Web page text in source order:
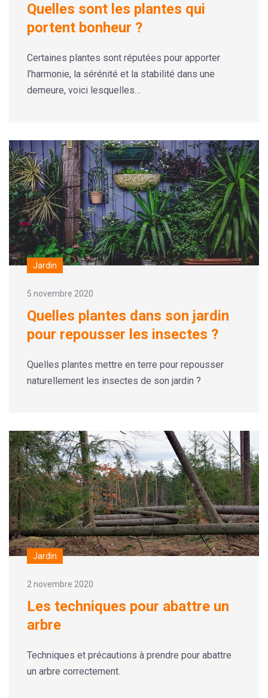
Quelles sont les plantes qui
portent bonheur ?
Certaines plantes sont réputées pour apporter
l’harmonie, la sérénité et la stabilité dans une
demeure, voici lesquelles…
Jardin
5 novembre 2020
Quelles plantes dans son jardin
pour repousser les insectes ?
Quelles plantes mettre en terre pour repousser
naturellement les insectes de son jardin ?
Jardin
2 novembre 2020
Les techniques pour abattre un
arbre
Techniques et précautions à prendre pour abattre
un arbre correctement.